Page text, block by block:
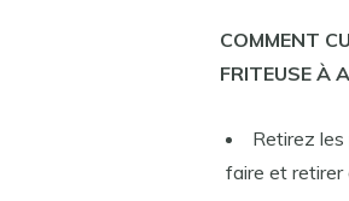
COMMENT
FRITEUSE À
Retirez
faire et retirer